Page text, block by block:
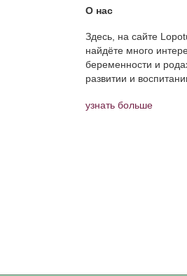
О нас
Здесь, на сайте
найдёте много
беременности и
развитии и
узнать больше